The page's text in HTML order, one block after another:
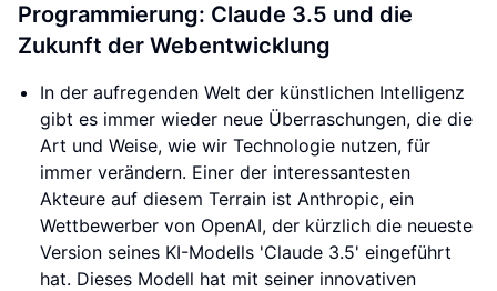
Programmierung: Claude 3.5 und die
Zukunft der Webentwicklung
In der aufregenden Welt der künstlichen Intelligenz
gibt es immer wieder neue Überraschungen, die die
Art und Weise, wie wir Technologie nutzen, für
immer verändern. Einer der interessantesten
Akteure auf diesem Terrain ist Anthropic, ein
Wettbewerber von OpenAI, der kürzlich die neueste
Version seines KI-Modells 'Claude 3.5' eingeführt
hat. Dieses Modell hat mit seiner innovativen